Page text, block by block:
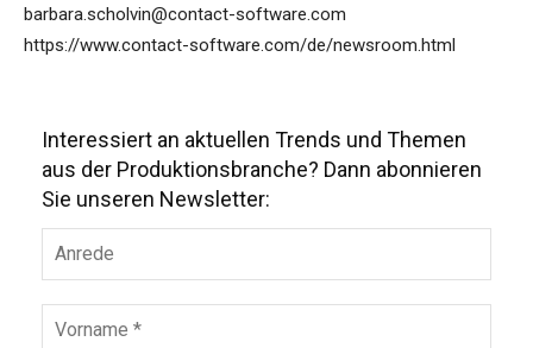
barbara.scholvin@contact-software.com
https://www.contact-software.com/de/newsroom.html
Interessiert an aktuellen Trends und Themen
aus der Produktionsbranche? Dann abonnieren
Sie unseren Newsletter: